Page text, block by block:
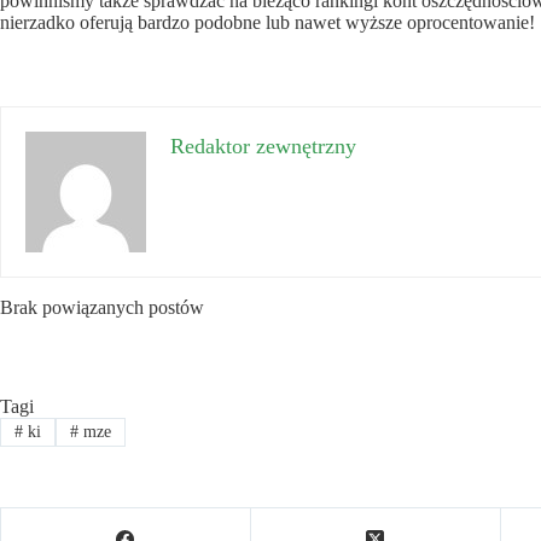
nierzadko oferują bardzo podobne lub nawet wyższe oprocentowanie!
Redaktor zewnętrzny
Brak powiązanych postów
Tagi
#ki #mze